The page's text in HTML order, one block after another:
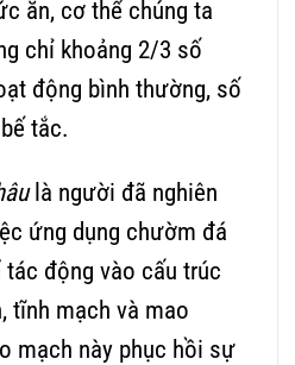
ăn, cơ thể chúng ta
chỉ khoảng 2/3 số
động bình thường, số
tắc.
là người đã nghiên
ứng dụng chườm đá
tác động vào cấu trúc
tĩnh mạch và mao
mạch này phục hồi sự